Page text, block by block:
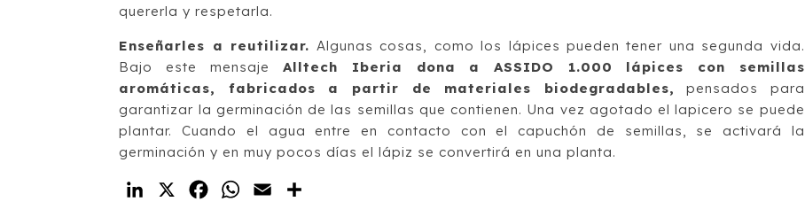
quererla y respetarla.
Enseñarles a reutilizar. Algunas cosas, como los lápices pueden tener una segunda vida.
Bajo este mensaje Alltech Iberia dona a ASSIDO 1.000 lápices con semillas
aromáticas, fabricados a partir de materiales biodegradables, pensados para
garantizar la germinación de las semillas que contienen. Una vez agotado el lapicero se puede
plantar. Cuando el agua entre en contacto con el capuchón de semillas, se activará la
germinación y en muy pocos días el lápiz se convertirá en una planta.
LinkedIn
X FacebookWhatsApp
Email